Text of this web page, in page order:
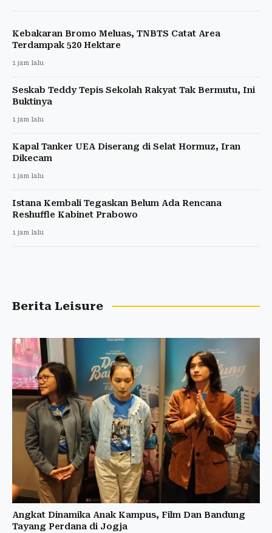
Kebakaran Bromo Meluas, TNBTS Catat Area
Terdampak 520 Hektare
1 jam lalu
Seskab Teddy Tepis Sekolah Rakyat Tak Bermutu, Ini
Buktinya
1 jam lalu
Kapal Tanker UEA Diserang di Selat Hormuz, Iran
Dikecam
1 jam lalu
Istana Kembali Tegaskan Belum Ada Rencana
Reshuffle Kabinet Prabowo
1 jam lalu
Berita Leisure
Angkat Dinamika Anak Kampus, Film Dan Bandung
Tayang Perdana di Jogja